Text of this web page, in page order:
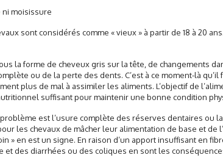
moisissure
sont considérés comme « vieux » à partir de 18 à 20
la forme de cheveux gris sur la tête, de changements
ou de la perte des dents. C’est à ce moment-là
plus de mal à assimiler les aliments. L’objectif de
suffisant pour maintenir une bonne condition
est l’usure complète des réserves dentaires ou
les chevaux de mâcher leur alimentation de base et de
» en est un signe. En raison d’un apport insuffisant en
des diarrhées ou des coliques en sont les